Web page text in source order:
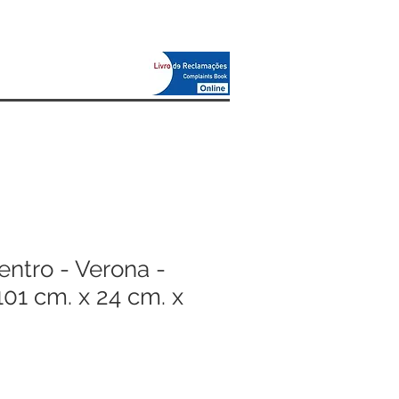
- Verona -
cm. x 24 cm. x